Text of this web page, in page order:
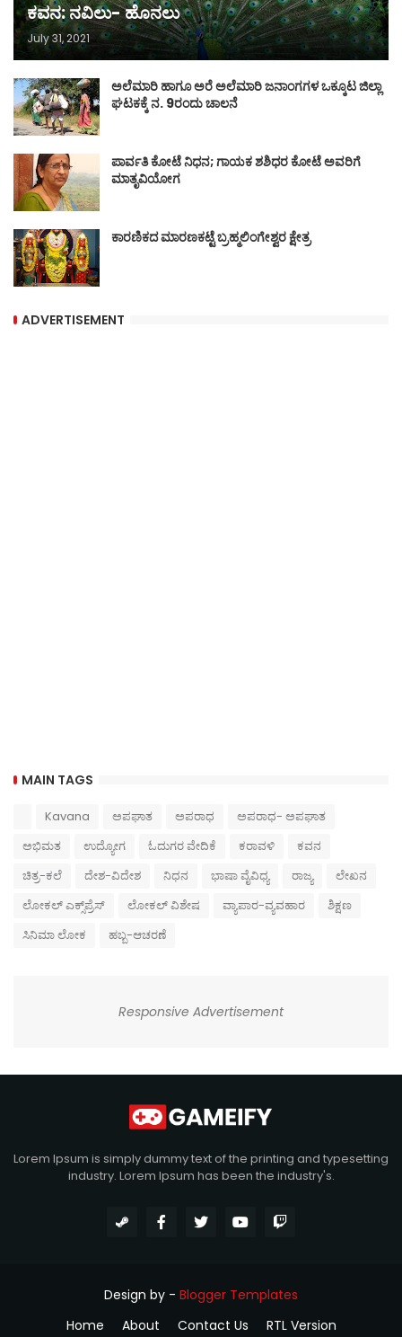
ಕವನ: ನವಿಲು- ಹೊನಲು
July 31, 2021
ಅಲೆಮಾರಿ ಹಾಗೂ ಅರೆ ಅಲೆಮಾರಿ ಜನಾಂಗಗಳ ಒಕ್ಕೂಟ ಜಿಲ್ಲಾ
ಘಟಕಕ್ಕೆ ನ. 9ರಂದು ಚಾಲನೆ
ಪಾರ್ವತಿ ಕೋಟೆ ನಿಧನ; ಗಾಯಕ ಶಶಿಧರ ಕೋಟೆ ಅವರಿಗೆ
ಮಾತೃವಿಯೋಗ
ಕಾರಣಿಕದ ಮಾರಣಕಟ್ಟೆ ಬ್ರಹ್ಮಲಿಂಗೇಶ್ವರ ಕ್ಷೇತ್ರ
ADVERTISEMENT
MAIN TAGS
Kavana ಅಪಘಾತ ಅಪರಾಧ
ಅಪರಾಧ- ಅಪಘಾತ
ಅಭಿಮತ
ಉದ್ಯೋಗ ಓದುಗರ ವೇದಿಕೆ ಕರಾವಳಿ
ಕವನ
ಚಿತ್ರ-ಕಲೆ
ದೇಶ-ವಿದೇಶ ನಿಧನ ಭಾಷಾ ವೈವಿಧ್ಯ ರಾಜ್ಯ
ಲೇಖನ
ಲೋಕಲ್ ಎಕ್ಸ್‌ಪ್ರೆಸ್
ಲೋಕಲ್ ವಿಶೇಷ ವ್ಯಾಪಾರ-ವ್ಯವಹಾರ
ಶಿಕ್ಷಣ
ಸಿನಿಮಾ ಲೋಕ
ಹಬ್ಬ-ಆಚರಣೆ
Responsive Advertisement
Lorem Ipsum is simply dummy text of the printing and typesetting
industry. Lorem Ipsum has been the industry's.
Design by - Blogger Templates
Home
About Contact Us RTL Version